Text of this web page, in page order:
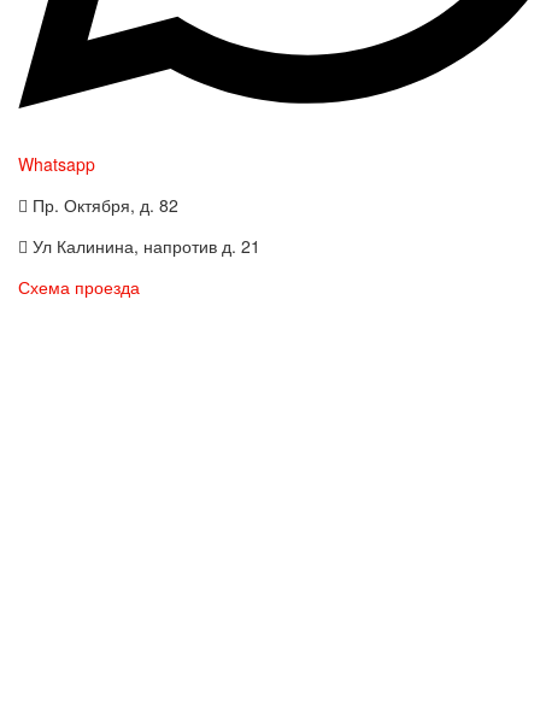
Whatsapp
Пр. Октября, д. 82
Ул Калинина, напротив д. 21
Схема проезда